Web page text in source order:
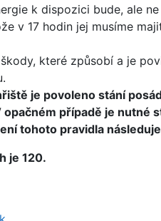
k dispozici bude, ale
v 17 hodin jej musíme
které způsobí a je
je povoleno stání
případě je nutné
tohoto pravidla
je 120.